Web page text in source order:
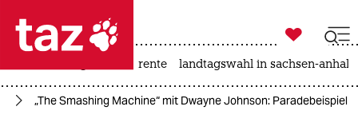
 taz zahl ich
taz zahl ich

taz zahl ich
rente landtagswahl in sachsen-anhalt
„The Smashing Machine“ mit Dwayne Johnson: Paradebeispiel